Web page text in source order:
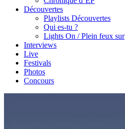
Découvertes
Playlists Découvertes
Qui es-tu ?
Lights On / Plein feux sur
Interviews
Live
Festivals
Photos
Concours